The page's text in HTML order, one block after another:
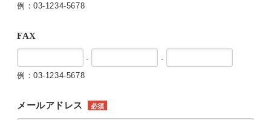
例：03-1234-5678
FAX
-
-
例：03-1234-5678
メールアドレス 必須